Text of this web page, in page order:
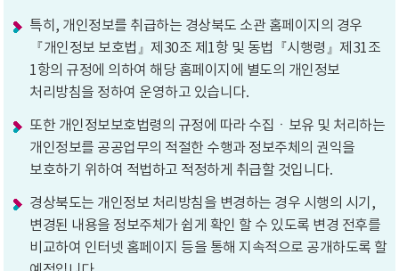
특히, 개인정보를 취급하는 경상북도 소관 홈페이지의 경우
『개인정보 보호법』제30조 제1항 및 동법『시행령』제31조
1항의 규정에 의하여 해당 홈페이지에 별도의 개인정보
처리방침을 정하여 운영하고 있습니다.
또한 개인정보보호법령의 규정에 따라 수집ㆍ보유 및 처리하는
개인정보를 공공업무의 적절한 수행과 정보주체의 권익을
보호하기 위하여 적법하고 적정하게 취급할 것입니다.
경상북도는 개인정보 처리방침을 변경하는 경우 시행의 시기,
변경된 내용을 정보주체가 쉽게 확인 할 수 있도록 변경 전후를
비교하여 인터넷 홈페이지 등을 통해 지속적으로 공개하도록 할